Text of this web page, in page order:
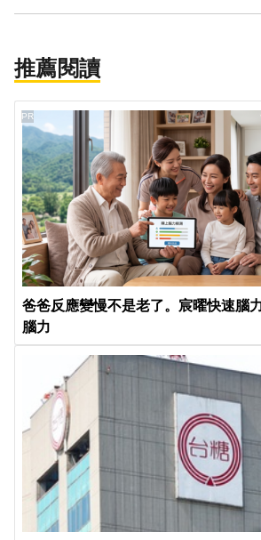
推薦閱讀
爸爸反應變慢不是老了。宸曜快速腦
腦力
PR